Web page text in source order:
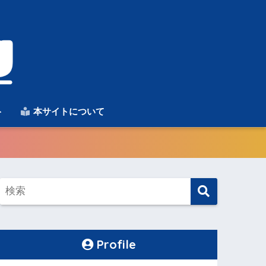
本サイトについて
Profile